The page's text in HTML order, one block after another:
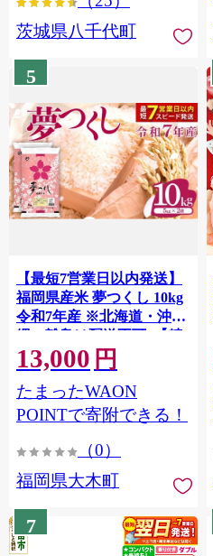
茨城県八千代町
5
【最短7営業日以内発送】
福岡県産米 夢つくし 10kg
令和7年産 ※北海道・沖
縄・離島は配送不可 |【精
米 単一米 単一原料米 7年
産 国産 お米 ブランド米
5kg × 2 ゆめつくし】
CY009_01
13,000 円
たまったWAON
POINTで寄附できる！
（0）
福岡県大木町
7